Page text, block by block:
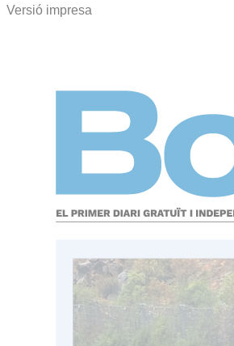
Versió impresa